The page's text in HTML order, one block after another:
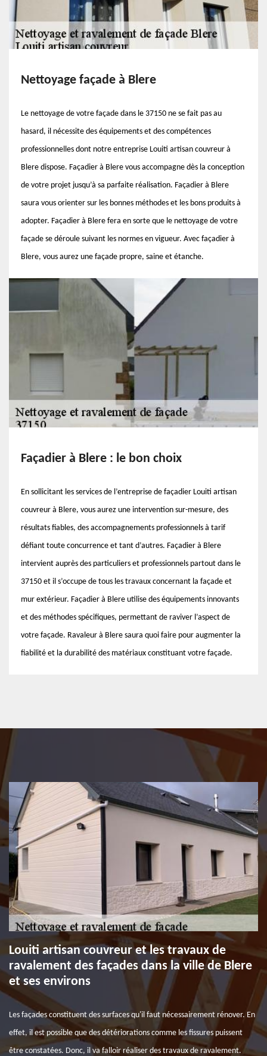
Nettoyage façade à Blere
Le nettoyage de votre façade dans le 37150 ne se fait pas au
hasard, il nécessite des équipements et des compétences
professionnelles dont notre entreprise Louiti artisan couvreur à
Blere dispose. Façadier à Blere vous accompagne dès la conception
de votre projet jusqu’à sa parfaite réalisation. Façadier à Blere
saura vous orienter sur les bonnes méthodes et les bons produits à
adopter. Façadier à Blere fera en sorte que le nettoyage de votre
façade se déroule suivant les normes en vigueur. Avec façadier à
Blere, vous aurez une façade propre, saine et étanche.
Façadier à Blere : le bon choix
En sollicitant les services de l’entreprise de façadier Louiti artisan
couvreur à Blere, vous aurez une intervention sur-mesure, des
résultats fiables, des accompagnements professionnels à tarif
défiant toute concurrence et tant d’autres. Façadier à Blere
intervient auprès des particuliers et professionnels partout dans le
37150 et il s’occupe de tous les travaux concernant la façade et
mur extérieur. Façadier à Blere utilise des équipements innovants
et des méthodes spécifiques, permettant de raviver l’aspect de
votre façade. Ravaleur à Blere saura quoi faire pour augmenter la
fiabilité et la durabilité des matériaux constituant votre façade.
Louiti artisan couvreur et les travaux de
ravalement des façades dans la ville de Blere
et ses environs
Les façades constituent des surfaces qu'il faut nécessairement rénover. En
effet, il est possible que des détériorations comme les fissures puissent
être constatées. Donc, il va falloir réaliser des travaux de ravalement.